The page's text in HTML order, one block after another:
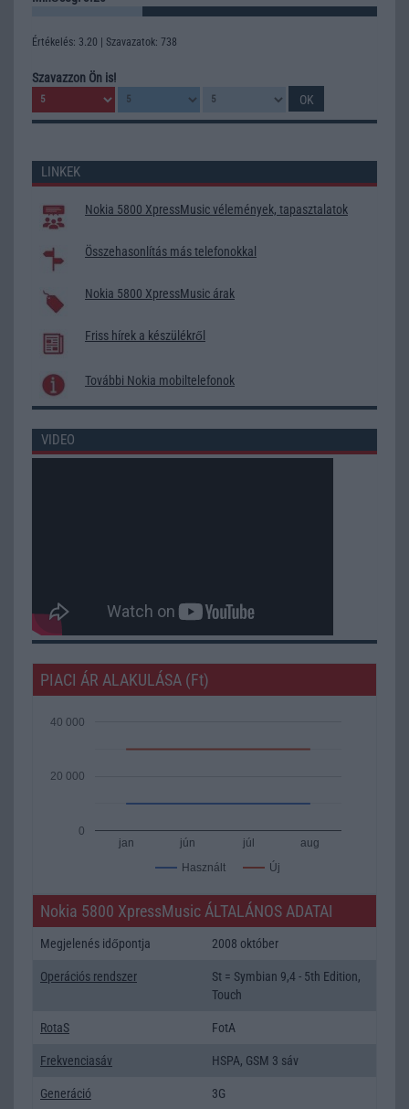
Értékelés: 3.20 | Szavazatok: 738
Szavazzon Ön is!
LINKEK
Nokia 5800 XpressMusic vélemények, tapasztalatok
Összehasonlítás más telefonokkal
Nokia 5800 XpressMusic árak
Friss hírek a készülékről
További Nokia mobiltelefonok
VIDEO
PIACI ÁR ALAKULÁSA (Ft)
Használt Új
jan jún júl aug
0
20 000
40 000
Nokia 5800 XpressMusic ÁLTALÁNOS ADATAI
Megjelenés időpontja 2008 október
Operációs rendszer
St = Symbian 9,4 - 5th Edition,
Touch
RotaS FotA
Frekvenciasáv HSPA, GSM 3 sáv
Generáció 3G